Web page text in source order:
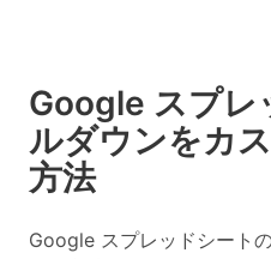
Google スプレ
ルダウンをカ
方法
Google スプレッドシート